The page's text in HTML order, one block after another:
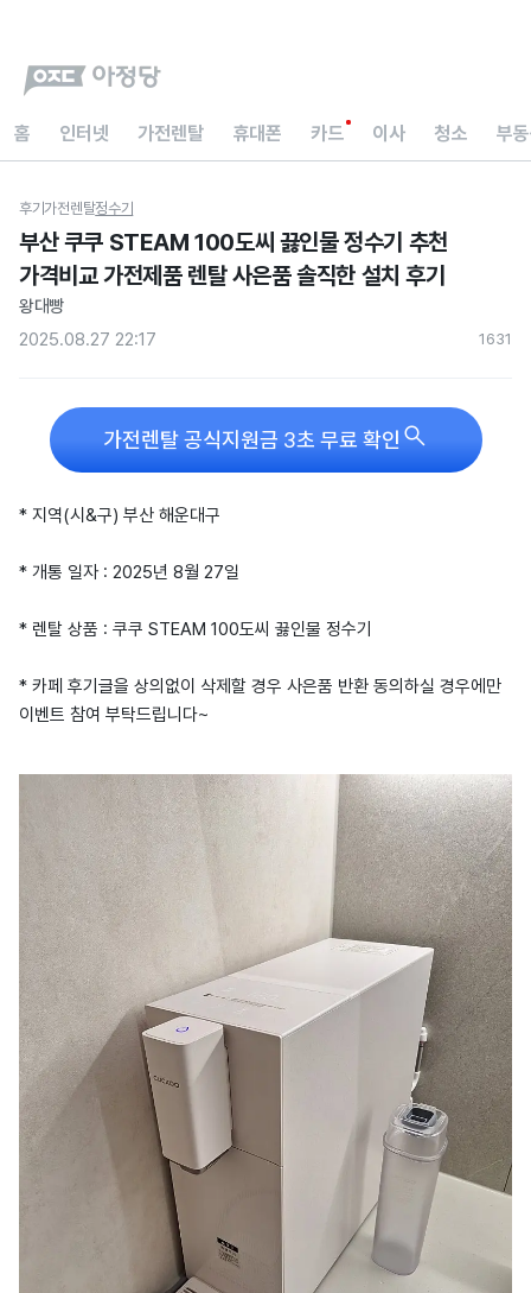
홈 인터넷 가전렌탈 휴대폰 카드 이사 청소 부
후기가전렌탈정수기
부산 쿠쿠 STEAM 100도씨 끓인물 정수기 추천
가격비교 가전제품 렌탈 사은품 솔직한 설치 후기
왕대빵
2025.08.27 22:17
1631
가전렌탈 공식지원금 3초 무료 확인 
* 지역(시&구) 부산 해운대구
* 개통 일자 : 2025년 8월 27일
* 렌탈 상품 : 쿠쿠 STEAM 100도씨 끓인물 정수기
* 카페 후기글을 상의없이 삭제할 경우 사은품 반환 동의하실 경우에만
이벤트 참여 부탁드립니다~